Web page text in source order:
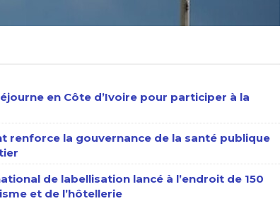
en Côte d’Ivoire pour participer à la
renforce la gouvernance de la santé publique
de labellisation lancé à l’endroit de 150
et de l’hôtellerie